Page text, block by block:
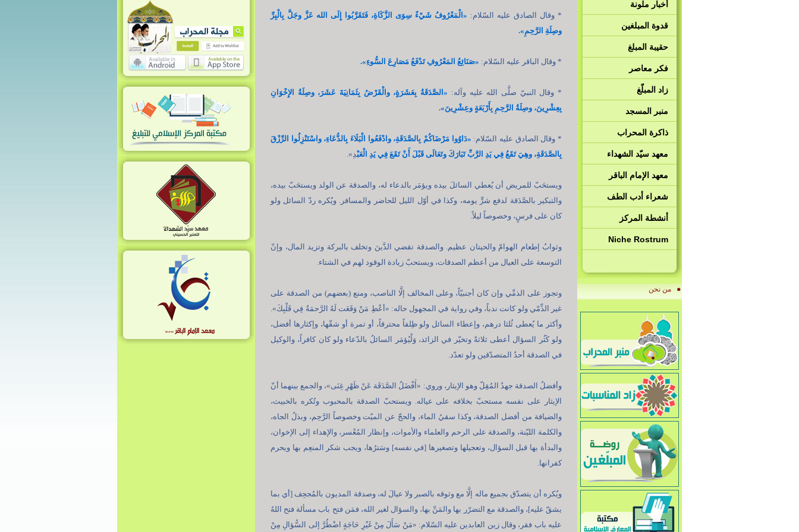
أخبار ملونة
قدوة المبلغين
حقيبة المبلغ
فكر معاصر
زاد المبلّغ
منبر المسجد
ذاكرة المحراب
معهد سيّد الشهداء
معهد الإمام الباقر
شعراء أدب الطف
أنشطة المركز
Niche Rostrum
من نحن
* وقال الصادق عليه السّلام: «الْمَعْرُوفُ شَيْءٌ سِوَى الزَّكَاةِ، فَتَقَرَّبُوا إِلَى الله عَزَّ وجَلَّ بِالْبِرِّ
وصِلَةِ الرَّحِمِ».
* وقال الباقر عليه السّلام: «صَنَائِعُ المَعْرُوفِ تَدْفَعُ مَصَارِعَ السُّوءِ».
* وقال النبيّ صلَّى الله عليه وآله: «الصَّدَقَةُ بِعَشَرَةٍ، والْقَرْضُ بِثَمَانِيَةَ عَشَرَ، وصِلَةُ الإِخْوَانِ
بِعِشْرِينَ، وصِلَةُ الرَّحِمِ بِأَرْبَعَةٍ وعِشْرِينَ».
* وقال الصادق عليه السّلام: «دَاوُوا مَرْضَاكُمْ بِالصَّدَقَةِ، وادْفَعُوا الْبَلَاءَ بِالدُّعَاءِ، واسْتَنْزِلُوا الرِّزْقَ
بِالصَّدَقَةِ، وهِيَ تَقَعُ فِي يَدِ الرَّبِّ تَبَارَكَ وتَعَالَى قَبْلَ أَنْ تَقَعَ فِي يَدِ الْعَبْدِ».
ويستحَبّ للمريض أن يُعطي السائلَ بيده ويؤمَر بالدعاء له، والصدقة عن الولد ويستحَبّ بيده،
والتبكير بالصَّدَقة لدفع شرٍّ يومه، وكذا في أوّل الليل للحاضر والمسافر. ويُكره ردّ السائل ولو
كان على فرسٍ، وخصوصاً ليلاً.
وثوابُ إطعام الهوامّ والحيتان عظيم. والصدقة تقضي الدَّينَ وتخلف بالبركة وتزيد المال، وإنّ
التوسعة على العيال من أعظم الصدقات، ويستحبّ زيادة الوقود لهم في الشتاء.
وتجوز على الذمِّي وإن كان أجنبيّاً، وعلى المخالف إلَّا الناصب، ومنع (بعضهم) من الصدقة على
غير الذِّمّي ولو كانت ندباً، وفي رواية في المجهول حاله: «أعْطِ مَنْ وَقَعَت لَهُ الرَّحمَةُ فِي قَلْبِكَ».
وأكثر ما يُعطى ثُلثا درهم، وإعطاء السائل ولو ظِلفاً محترقاً، أو تمرة أو شقّها، وإكثارها أفضل،
ولو كَثُر السؤال أعطى ثلاثةً وتخيّر في الزائد، وَلْيُؤمَر السائلُ بالدّعاء ولو كان كافراً، والوكيل
في الصدقة أحدُ المتصدّقين ولو تعدّد.
وأفضلُ الصدقة جهدُ المُقِلّ وهو الإيثار، وروي: «أَفْضَلُ الصَّدَقَة عَنْ ظَهْرِ غِنَى»، والجمع بينهما أنّ
الإيثار على نفسه مستحبّ بخلافه على عياله. ويستحبّ الصدقة بالمحبوب وتُكره بالخبيث،
والضيافة من أفضل الصدقة، وكذا سقيُ الماء، والحجّ عن الميّت وخصوصاً الرَّحِم، وبذلُ الجاه،
والكلمة الليّنة، والصدقة على الرحم والعلماء والأموات، وإنظار المُعْسر، والإهداء إلى الإخوان،
والبدأة بها قبل السؤال، وتعجيلها وتصغيرها [في نفسه] وسَترُها، ويجب شكر المنعِم بها ويحرم
كفرانها.
ويُكره أن يتصدّق بجميع ماله إلَّا مع وثوقه بالصبر ولا عيالَ له، وصدقة المديون بالمُجحِف [أي بما
يشقّ عليه]، والصدقة مع التضرّر بها والمَنِّ بها، والسؤال لغير الله، فمَن فتح باب مسألة فتح اللهُ
عليه باب فقر، وقال زين العابدين عليه السّلام: «مَنْ سَأَلَ مِنْ غَيْرِ حَاجَةٍ اضْطُرَّ إلى السُّؤالِ مِنْ